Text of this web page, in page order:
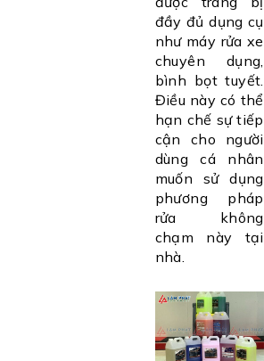
đầy đủ dụng cụ
như máy rửa xe
chuyên dụng,
bình bọt tuyết.
Điều này có thể
hạn chế sự tiếp
cận cho người
dùng cá nhân
muốn sử dụng
phương pháp
rửa không
chạm này tại
nhà.